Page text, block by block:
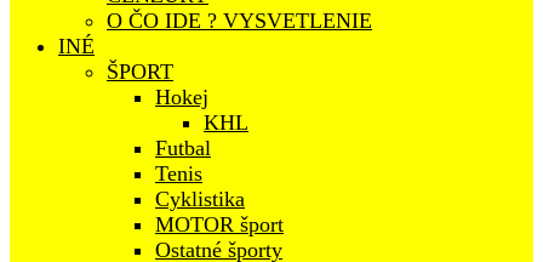
O ČO IDE ? VYSVETLENIE
INÉ
ŠPORT
Hokej
KHL
Futbal
Tenis
Cyklistika
MOTOR šport
Ostatné športy